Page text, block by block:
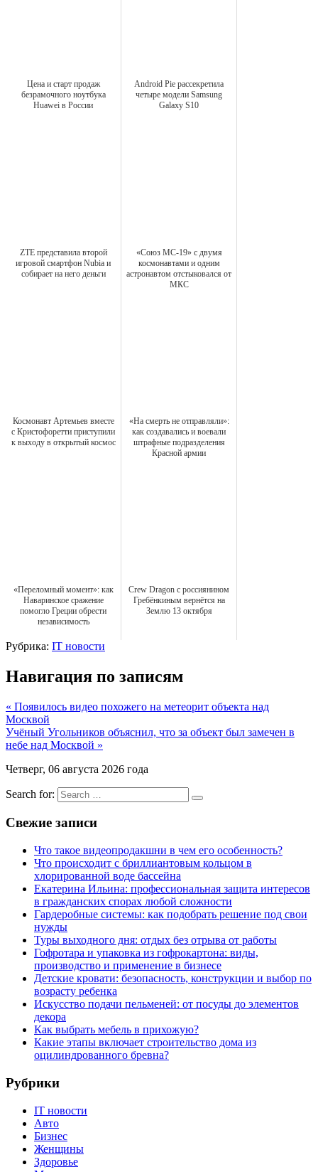
Цена и старт продаж
безрамочного ноутбука
Huawei в России
Android Pie рассекретила
четыре модели Samsung
Galaxy S10
ZTE представила второй
игровой смартфон Nubia и
собирает на него деньги
«Союз МС-19» с двумя
космонавтами и одним
астронавтом отстыковался от
МКС
Космонавт Артемьев вместе
с Кристофоретти приступили
к выходу в открытый космос
«На смерть не отправляли»:
как создавались и воевали
штрафные подразделения
Красной армии
«Переломный момент»: как
Наваринское сражение
помогло Греции обрести
независимость
Crew Dragon с россиянином
Гребёнкиным вернётся на
Землю 13 октября
Рубрика: IT новости
Навигация по записям
« Появилось видео похожего на метеорит объекта над
Москвой
Учёный Угольников объяснил, что за объект был замечен в
небе над Москвой »
Четверг, 06 августа 2026 года
Search for:
Свежие записи
Что такое видеопродакшни в чем его особенность?
Что происходит с бриллиантовым кольцом в
хлорированной воде бассейна
Екатерина Ильина: профессиональная защита интересов
в гражданских спорах любой сложности
Гардеробные системы: как подобрать решение под свои
нужды
Туры выходного дня: отдых без отрыва от работы
Гофротара и упаковка из гофрокартона: виды,
производство и применение в бизнесе
Детские кровати: безопасность, конструкции и выбор по
возрасту ребенка
Искусство подачи пельменей: от посуды до элементов
декора
Как выбрать мебель в прихожую?
Какие этапы включает строительство дома из
оцилиндрованного бревна?
Рубрики
IT новости
Авто
Бизнес
Женщины
Здоровье